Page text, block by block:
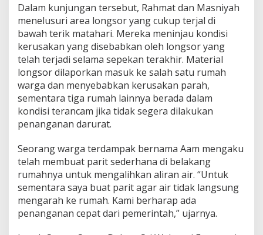
Dalam kunjungan tersebut, Rahmat dan Masniyah
menelusuri area longsor yang cukup terjal di
bawah terik matahari. Mereka meninjau kondisi
kerusakan yang disebabkan oleh longsor yang
telah terjadi selama sepekan terakhir. Material
longsor dilaporkan masuk ke salah satu rumah
warga dan menyebabkan kerusakan parah,
sementara tiga rumah lainnya berada dalam
kondisi terancam jika tidak segera dilakukan
penanganan darurat.
Seorang warga terdampak bernama Aam mengaku
telah membuat parit sederhana di belakang
rumahnya untuk mengalihkan aliran air. “Untuk
sementara saya buat parit agar air tidak langsung
mengarah ke rumah. Kami berharap ada
penanganan cepat dari pemerintah,” ujarnya.